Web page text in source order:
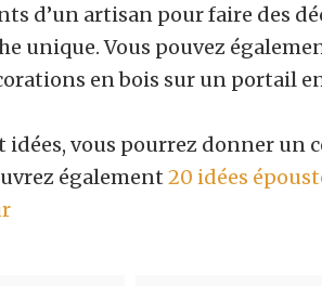
d’un artisan pour faire des
unique. Vous pouvez
en bois sur un portail
idées, vous pourrez donner un
également 20 idées